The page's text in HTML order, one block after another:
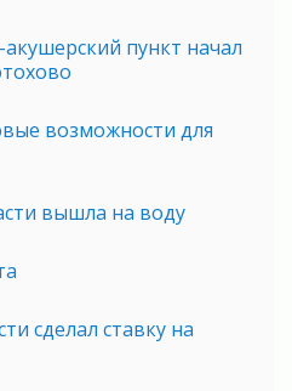
пункт начал
возможности для
вышла на воду
сделал ставку на